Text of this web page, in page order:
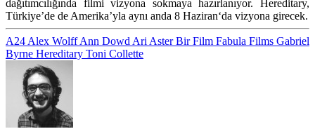
dağıtımcılığında filmi vizyona sokmaya hazırlanıyor. Hereditary,
Türkiye’de de Amerika’yla aynı anda 8 Haziran‘da vizyona girecek.
A24 Alex WolffAnn Dowd Ari AsterBir Film Fabula Films Gabriel
Byrne Hereditary Toni Collette